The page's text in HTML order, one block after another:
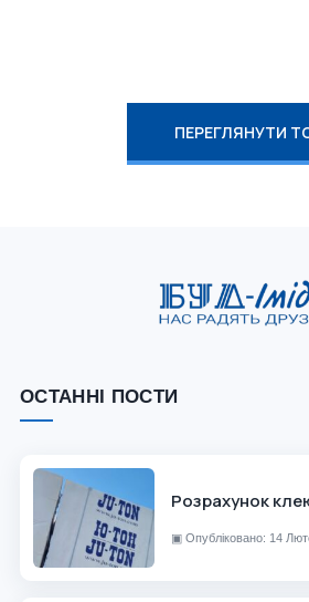
ПЕРЕГЛЯНУТИ
ОСТАННІ ПОСТИ
Розрахунок
▣ Опубліковано: 14